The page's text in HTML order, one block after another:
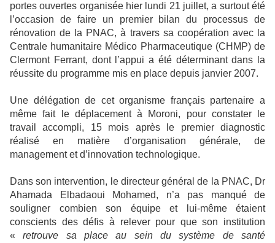
portes ouvertes organisée hier lundi 21 juillet, a surtout été
l’occasion de faire un premier bilan du processus de
rénovation de la PNAC, à travers sa coopération avec la
Centrale humanitaire Médico Pharmaceutique (CHMP) de
Clermont Ferrant, dont l’appui a été déterminant dans la
réussite du programme mis en place depuis janvier 2007.
Une délégation de cet organisme français partenaire a
même fait le déplacement à Moroni, pour constater le
travail accompli, 15 mois après le premier diagnostic
réalisé en matière d’organisation générale, de
management et d’innovation technologique.
Dans son intervention, le directeur général de la PNAC, Dr
Ahamada Elbadaoui Mohamed, n’a pas manqué de
souligner combien son équipe et lui-même étaient
conscients des défis à relever pour que son institution
«retrouve sa place au sein du système de santé